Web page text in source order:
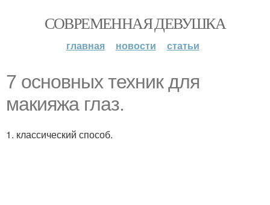
СОВРЕМЕННАЯ ДЕВУШКА
главная новости статьи
7 основных техник для
макияжа глаз.
1. классический способ.